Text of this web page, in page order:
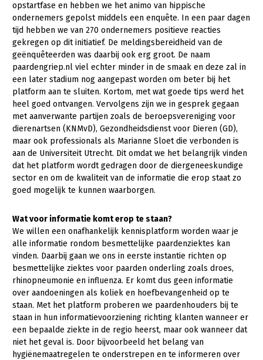
Mens, ondernemerschap en onderwijs
Internationaal
Sectoren
Dier
Biologische Landbouw
Geitenhouderij
Kalverhouderij
Konijnenhouderij
Melkveehouderij
Pluimveehouderij
Schapenhouderij
Varkenshouderij
Vleesveehouderij
Akkerbouw
Biologische Landbouw
Bollenteelt
Bomen, vaste planten en zomerbloemen
Glastuinbouw
Paddenstoelen
Vollegrondsgroente
Multifunctionele landbouw
Multifunctioneel
Vrouw en Bedrijf
Onderwerpen
Nieuws
Nieuwsabonnement
Webinars
Over LTO
LTO Nederland
Mensen
Bestuur en Directie
Medewerkers
Vakgroepbestuurders
Jaarverslag 2023
Vacatures
Pers
opstartfase en hebben we het animo van hippische
ondernemers gepolst middels een enquête. In een paar dagen
tijd hebben we van 270 ondernemers positieve reacties
gekregen op dit initiatief. De meldingsbereidheid van de
geënquêteerden was daarbij ook erg groot. De naam
paardengriep.nl viel echter minder in de smaak en deze zal in
een later stadium nog aangepast worden om beter bij het
platform aan te sluiten. Kortom, met wat goede tips werd het
heel goed ontvangen. Vervolgens zijn we in gesprek gegaan
met aanverwante partijen zoals de beroepsvereniging voor
dierenartsen (KNMvD), Gezondheidsdienst voor Dieren (GD),
maar ook professionals als Marianne Sloet die verbonden is
aan de Universiteit Utrecht. Dit omdat we het belangrijk vinden
dat het platform wordt gedragen door de diergeneeskundige
sector en om de kwaliteit van de informatie die erop staat zo
goed mogelijk te kunnen waarborgen.
Wat voor informatie komt erop te staan?
We willen een onafhankelijk kennisplatform worden waar je
alle informatie rondom besmettelijke paardenziektes kan
vinden. Daarbij gaan we ons in eerste instantie richten op
besmettelijke ziektes voor paarden onderling zoals droes,
rhinopneumonie en influenza. Er komt dus geen informatie
over aandoeningen als koliek en hoefbevangenheid op te
staan. Met het platform proberen we paardenhouders bij te
staan in hun informatievoorziening richting klanten wanneer er
een bepaalde ziekte in de regio heerst, maar ook wanneer dat
niet het geval is. Door bijvoorbeeld het belang van
hygiënemaatregelen te onderstrepen en te informeren over